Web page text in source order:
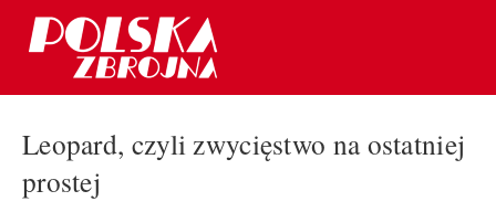
Leopard, czyli zwycięstwo na ostatniej
prostej